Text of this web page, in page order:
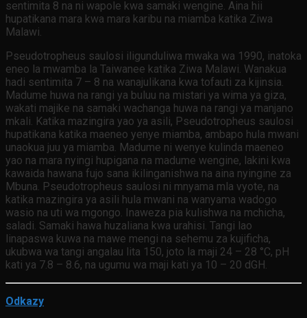
sentimita 8 na ni wapole kwa samaki wengine. Aina hii
hupatikana mara kwa mara karibu na miamba katika Ziwa
Malawi.
Pseudotropheus saulosi iligunduliwa mwaka wa 1990, inatoka
eneo la mwamba la Taiwanee katika Ziwa Malawi. Wanakua
hadi sentimita 7 – 8 na wanajulikana kwa tofauti za kijinsia.
Madume huwa na rangi ya buluu na mistari ya wima ya giza,
wakati majike na samaki wachanga huwa na rangi ya manjano
mkali. Katika mazingira yao ya asili, Pseudotropheus saulosi
hupatikana katika maeneo yenye miamba, ambapo hula mwani
unaokua juu ya miamba. Madume ni wenye kulinda maeneo
yao na mara nyingi hupigana na madume wengine, lakini kwa
kawaida hawana fujo sana ikilinganishwa na aina nyingine za
Mbuna. Pseudotropheus saulosi ni mnyama mla vyote, na
katika mazingira ya asili hula mwani na wanyama wadogo
wasio na uti wa mgongo. Inaweza pia kulishwa na mchicha,
saladi. Samaki hawa huzaliana kwa urahisi. Tangi lao
linapaswa kuwa na mawe mengi na sehemu za kujificha,
ukubwa wa tangi angalau lita 150, joto la maji 24 – 28 °C, pH
kati ya 7.8 – 8.6, na ugumu wa maji kati ya 10 – 20 dGH.
Odkazy